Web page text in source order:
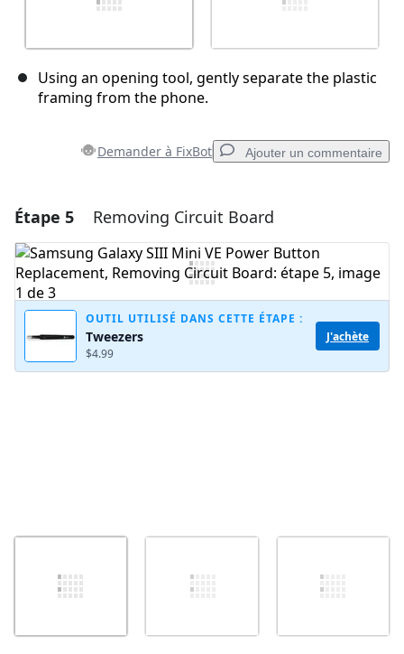
Using an opening tool, gently separate the plastic
framing from the phone.
Demander à FixBot Ajouter un commentaire
Ajouter un commentaire
Ajouter un commentaire
Publier un commentaire
Étape 5 Removing Circuit Board
OUTIL UTILISÉ DANS CETTE ÉTAPE :
Tweezers
$4.99
J'achète